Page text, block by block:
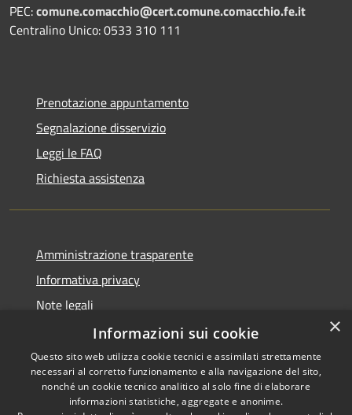
PEC:comune.comacchio@cert.comune.comacchio.fe.it
Centralino Unico: 0533 310 111
Prenotazione appuntamento
Segnalazione disservizio
Leggi le FAQ
Richiesta assistenza
Amministrazione trasparente
Informativa privacy
Note legali
Dichiarazione di accessibilità
RSS Copyright © 2026 • Città di
×
Informazioni sui cookie
Questo sito web utilizza cookie tecnici e assimilati strettamente
necessari al corretto funzionamento e alla navigazione del sito,
nonché un cookie tecnico analitico al solo fine di elaborare
informazioni statistiche, aggregate e anonime.